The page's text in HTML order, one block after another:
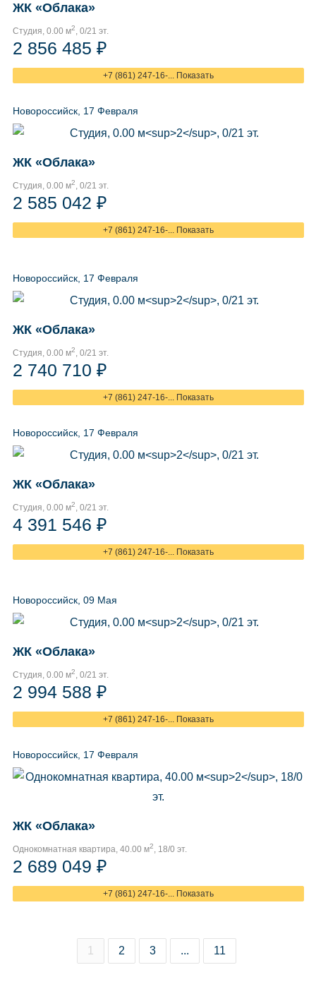
ЖК «Облака»
Студия, 0.00 м2, 0/21 эт.
2 856 485 ₽
+7 (861) 247-16-... Показать
Новороссийск, 17 Февраля
ЖК «Облака»
Студия, 0.00 м2, 0/21 эт.
2 585 042 ₽
+7 (861) 247-16-... Показать
Новороссийск, 17 Февраля
ЖК «Облака»
Студия, 0.00 м2, 0/21 эт.
2 740 710 ₽
+7 (861) 247-16-... Показать
Новороссийск, 17 Февраля
ЖК «Облака»
Студия, 0.00 м2, 0/21 эт.
4 391 546 ₽
+7 (861) 247-16-... Показать
Новороссийск, 09 Мая
ЖК «Облака»
Студия, 0.00 м2, 0/21 эт.
2 994 588 ₽
+7 (861) 247-16-... Показать
Новороссийск, 17 Февраля
ЖК «Облака»
Однокомнатная квартира, 40.00 м2, 18/0 эт.
2 689 049 ₽
+7 (861) 247-16-... Показать
1 2 3 ... 11